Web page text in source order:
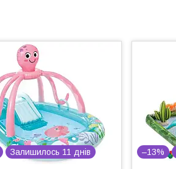
Залишилось 11 днів –13%